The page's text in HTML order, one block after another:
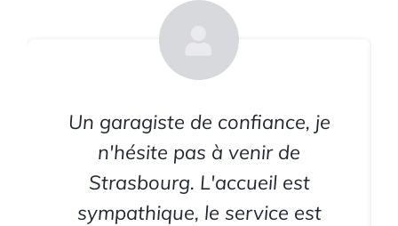
Un garagiste de confiance, je
n'hésite pas à venir de
Strasbourg. L'accueil est
sympathique, le service est